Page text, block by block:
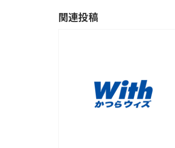
関連投稿